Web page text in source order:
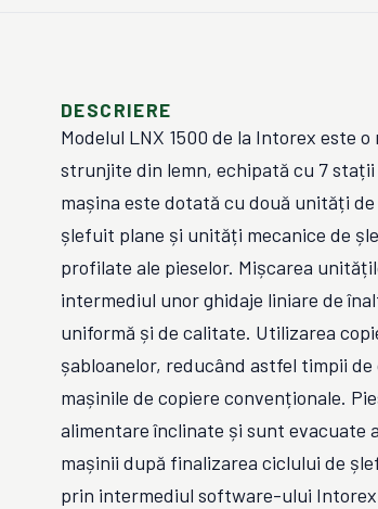
DESCRIERE
Modelul LNX 1500 de la Intorex este
strunjite din lemn, echipată cu 7
mașina este dotată cu două unități
șlefuit plane și unități mecanice de
profilate ale pieselor. Mișcarea
intermediul unor ghidaje liniare de
uniformă și de calitate. Utilizarea
șabloanelor, reducând astfel timpii
mașinile de copiere convenționale.
alimentare înclinate și sunt evacuate
mașinii după finalizarea ciclului de
prin intermediul software-ului